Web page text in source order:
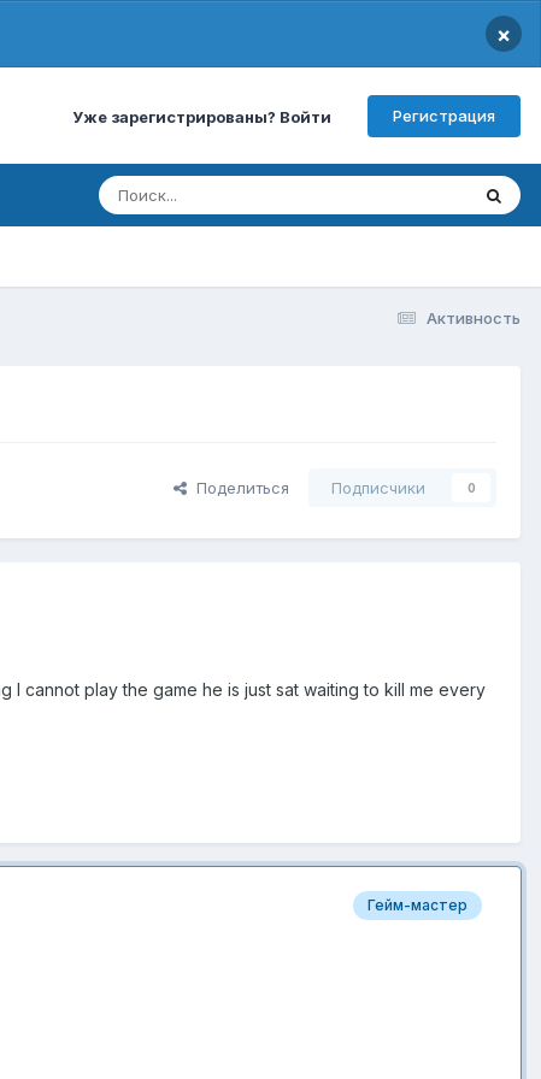
×
Уже зарегистрированы? Войти Регистрация
Активность
Поделиться Подписчики 0
cannot play the game he is just sat waiting to kill me every
Гейм-мастер